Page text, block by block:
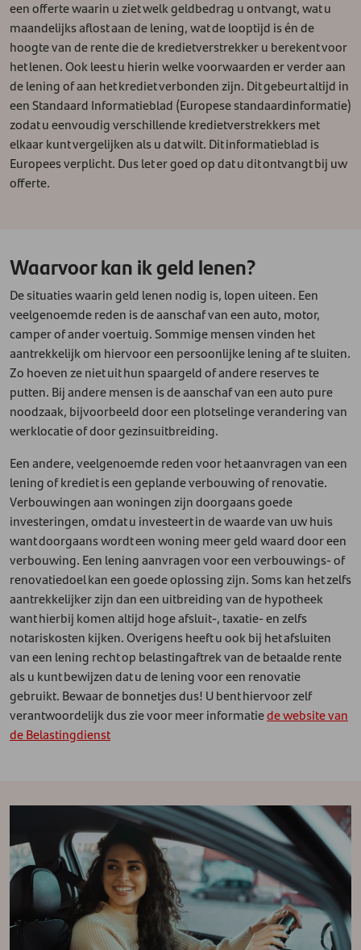
een offerte waarin u ziet welk geldbedrag u ontvangt, wat u
maandelijks aflost aan de lening, wat de looptijd is én de
hoogte van de rente die de kredietverstrekker u berekent voor
het lenen. Ook leest u hierin welke voorwaarden er verder aan
de lening of aan het krediet verbonden zijn. Dit gebeurt altijd in
een Standaard Informatieblad (Europese standaardinformatie)
zodat u eenvoudig verschillende kredietverstrekkers met
elkaar kunt vergelijken als u dat wilt. Dit informatieblad is
Europees verplicht. Dus let er goed op dat u dit ontvangt bij uw
offerte.
Waarvoor kan ik geld lenen?
De situaties waarin geld lenen nodig is, lopen uiteen. Een
veelgenoemde reden is de aanschaf van een auto, motor,
camper of ander voertuig. Sommige mensen vinden het
aantrekkelijk om hiervoor een persoonlijke lening af te sluiten.
Zo hoeven ze niet uit hun spaargeld of andere reserves te
putten. Bij andere mensen is de aanschaf van een auto pure
noodzaak, bijvoorbeeld door een plotselinge verandering van
werklocatie of door gezinsuitbreiding.
Een andere, veelgenoemde reden voor het aanvragen van een
lening of krediet is een geplande verbouwing of renovatie.
Verbouwingen aan woningen zijn doorgaans goede
investeringen, omdat u investeert in de waarde van uw huis
want doorgaans wordt een woning meer geld waard door een
verbouwing. Een lening aanvragen voor een verbouwings- of
renovatiedoel kan een goede oplossing zijn. Soms kan het zelfs
aantrekkelijker zijn dan een uitbreiding van de hypotheek
want hierbij komen altijd hoge afsluit-, taxatie- en zelfs
notariskosten kijken. Overigens heeft u ook bij het afsluiten
van een lening recht op belastingaftrek van de betaalde rente
als u kunt bewijzen dat u de lening voor een renovatie
gebruikt. Bewaar de bonnetjes dus! U bent hiervoor zelf
verantwoordelijk dus zie voor meer informatiede website van
de Belastingdienst